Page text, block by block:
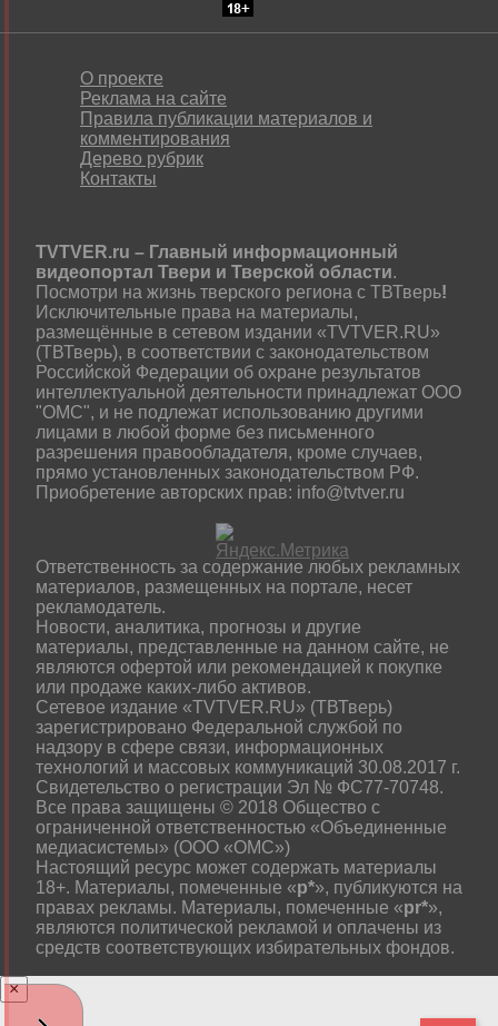
О проекте
Реклама на сайте
Правила публикации материалов и
комментирования
Дерево рубрик
Контакты
TVTVER.ru – Главный информационный
видеопортал Твери и Тверской области.
Посмотри на жизнь тверского региона с ТВТверь!
Исключительные права на материалы,
размещённые в сетевом издании «TVTVER.RU»
(ТВТверь), в соответствии с законодательством
Российской Федерации об охране результатов
интеллектуальной деятельности принадлежат ООО
"ОМС", и не подлежат использованию другими
лицами в любой форме без письменного
разрешения правообладателя, кроме случаев,
прямо установленных законодательством РФ.
Приобретение авторских прав: info@tvtver.ru
Ответственность за содержание любых рекламных
материалов, размещенных на портале, несет
рекламодатель.
Новости, аналитика, прогнозы и другие
материалы, представленные на данном сайте, не
являются офертой или рекомендацией к покупке
или продаже каких-либо активов.
Сетевое издание «TVTVER.RU» (ТВТверь)
зарегистрировано Федеральной службой по
надзору в сфере связи, информационных
технологий и массовых коммуникаций 30.08.2017 г.
Свидетельство о регистрации Эл № ФС77-70748.
Все права защищены © 2018 Общество с
ограниченной ответственностью «Объединенные
медиасистемы» (ООО «ОМС»)
Настоящий ресурс может содержать материалы
18+. Материалы, помеченные «р*», публикуются на
правах рекламы. Материалы, помеченные «рr*»,
являются политической рекламой и оплачены из
средств соответствующих избирательных фондов.
×